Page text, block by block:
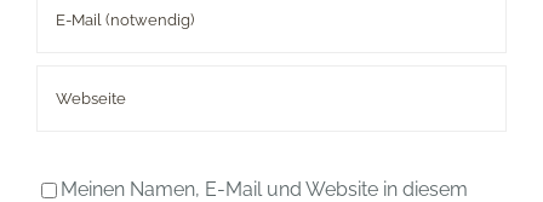
Meinen Namen, E-Mail und Website in diesem